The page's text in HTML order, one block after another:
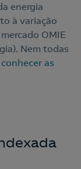
energia
à variação
OMIE
Nem todas
conhecer as